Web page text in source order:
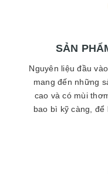
SẢN
Nguyên liệu đầu
mang đến những
cao và có mùi
bao bì kỹ càng,